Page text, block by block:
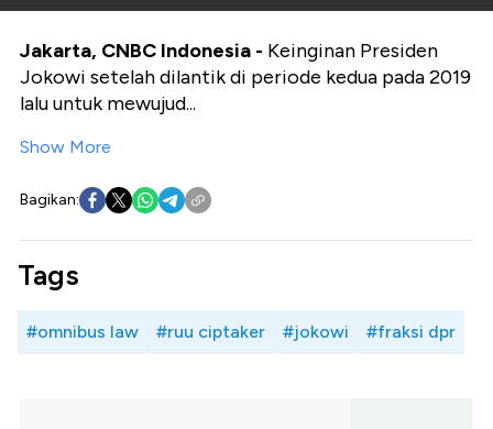
Jakarta, CNBC Indonesia - Keinginan Presiden
Jokowi setelah dilantik di periode kedua pada 2019
lalu untuk mewujud...
Show More
Bagikan:
Tags
#omnibus law #ruu ciptaker #jokowi #fraksi dpr